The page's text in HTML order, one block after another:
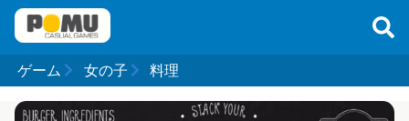
ゲーム 女の子 料理